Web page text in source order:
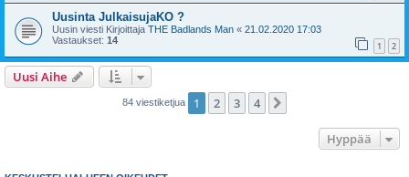
Uusinta JulkaisujaKO ?
Uusin viesti Kirjoittaja THE Badlands Man « 21.02.2020 17:03
Vastaukset: 14 1 2
Uusi Aihe
84 viestiketjua 1 2 3 4
Hyppää